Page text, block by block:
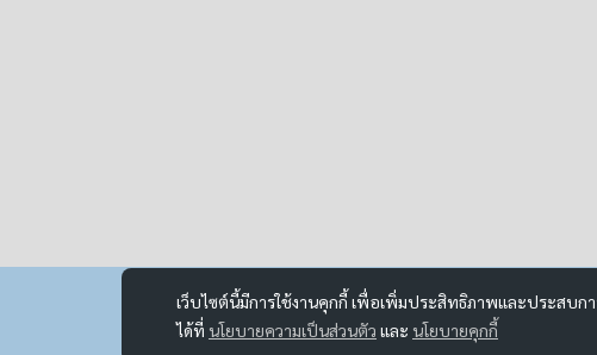
เว็บไซต์นี้มีการใช้งานคุกกี้ เพื่อเพิ่มประสิทธิภาพและประสบก
ได้ที่ นโยบายความเป็นส่วนตัว และ นโยบายคุกกี้